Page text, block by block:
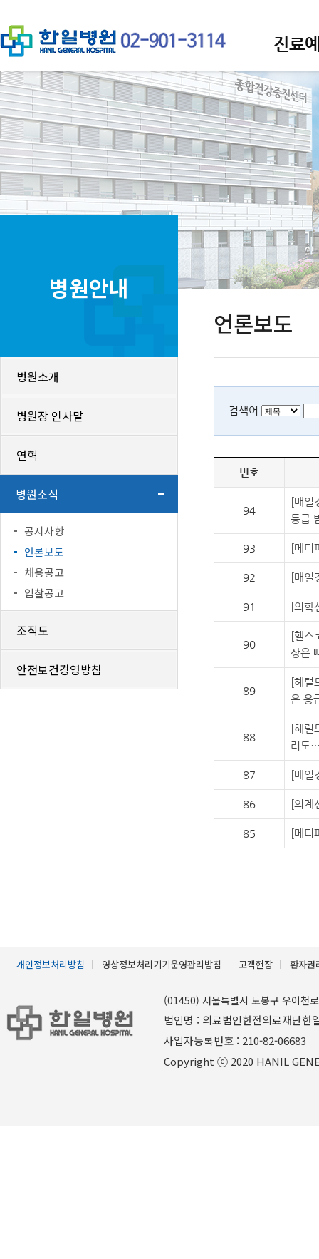
진료
병원안내
병원소개
병원장 인사말
연혁
병원소식
공지사항
언론보도
채용공고
입찰공고
조직도
안전보건경영방침
언론보도
검색어
번호
94
[매일
등급
93 [메디
92 [매일
91 [의학
90
[헬스
상은
89
[헤럴
은 응
88
[헤럴
려도
87 [매일
86 [의계
85 [메디
개인정보처리방침 영상정보처리기기운영관리방침 고객헌장 환자권
(01450) 서울특별시 도봉구 우이천
법인명 : 의료법인한전의료재단한
사업자등록번호 : 210-82-
Copyright ⓒ 2020 HANIL